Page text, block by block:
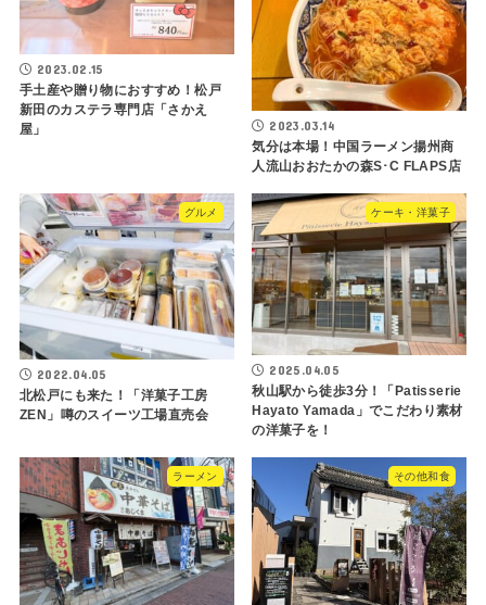
2023.02.15
手土産や贈り物におすすめ！松戸
新田のカステラ専門店「さかえ
屋」
2023.03.14
気分は本場！中国ラーメン揚州商
人流山おおたかの森S･C FLAPS店
グルメ
2022.04.05
北松戸にも来た！「洋菓子工房
ZEN」噂のスイーツ工場直売会
ケーキ・洋菓子
2025.04.05
秋山駅から徒歩3分！「Patisserie
Hayato Yamada」でこだわり素材
の洋菓子を！
ラーメン その他和食